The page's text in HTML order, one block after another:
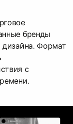
бренды
Формат
с